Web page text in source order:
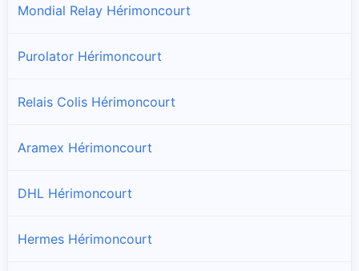
Mondial Relay Hérimoncourt
Purolator Hérimoncourt
Relais Colis Hérimoncourt
Aramex Hérimoncourt
DHL Hérimoncourt
Hermes Hérimoncourt